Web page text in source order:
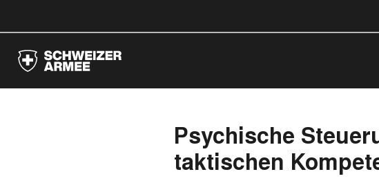
Psychische
taktischen